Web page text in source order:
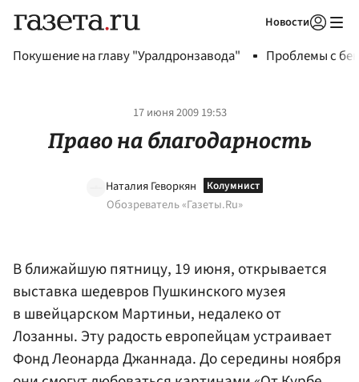
Новости
Покушение на главу "Уралдронзавода" Проблемы с
17 июня 2009 19:53
Право на благодарность
Наталия Геворкян
Обозреватель «Газеты.Ru»
В ближайшую пятницу, 19 июня, открывается
выставка шедевров Пушкинского музея
в швейцарском Мартиньи, недалеко от
Лозанны. Эту радость европейцам устраивает
Фонд Леонарда Джаннада. До середины ноября